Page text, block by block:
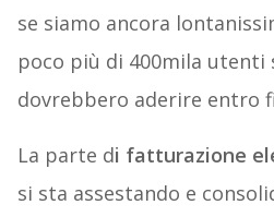
se siamo ancora
poco più di 400mila utenti
dovrebbero aderire entro
La parte di fatturazione
si sta assestando e